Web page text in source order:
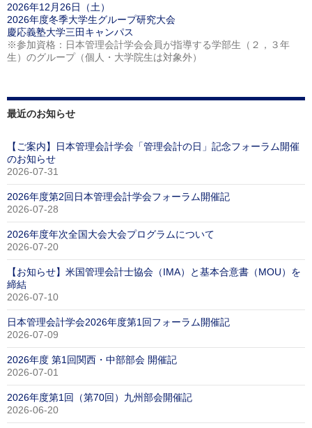
2026年12月26日（土）
2026年度冬季大学生グループ研究大会
慶応義塾大学三田キャンパス
※参加資格：日本管理会計学会会員が指導する学部生（２，３年
生）のグループ（個人・大学院生は対象外）
最近のお知らせ
【ご案内】日本管理会計学会「管理会計の日」記念フォーラム開催
のお知らせ
2026-07-31
2026年度第2回日本管理会計学会フォーラム開催記
2026-07-28
2026年度年次全国大会大会プログラムについて
2026-07-20
【お知らせ】米国管理会計士協会（IMA）と基本合意書（MOU）を
締結
2026-07-10
日本管理会計学会2026年度第1回フォーラム開催記
2026-07-09
2026年度 第1回関西・中部部会 開催記
2026-07-01
2026年度第1回（第70回）九州部会開催記
2026-06-20